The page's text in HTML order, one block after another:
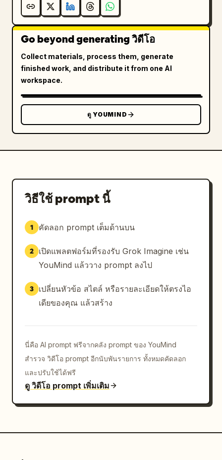
Go beyond generating วิดีโอ
Collect materials, process them, generate
finished work, and distribute it from one AI
workspace.
ดู YOUMIND
วิธีใช้ prompt นี้
1 คัดลอก prompt เต็มด้านบน
2
เปิดแพลตฟอร์มที่รองรับ Grok Imagine เช่น
YouMind แล้ววาง prompt ลงไป
3
เปลี่ยนหัวข้อ สไตล์ หรือรายละเอียดให้ตรงไอ
เดียของคุณ แล้วสร้าง
นี่คือ AI prompt ฟรีจากคลัง prompt ของ YouMind
สำรวจ วิดีโอ prompt อีกนับพันรายการ ทั้งหมดคัดลอก
และปรับใช้ได้ฟรี
ดู วิดีโอ prompt เพิ่มเติม